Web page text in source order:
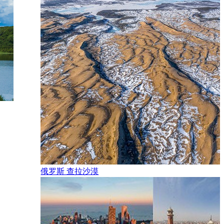
俄罗斯 查拉沙漠